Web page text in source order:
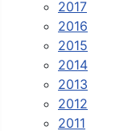
2017
2016
2015
2014
2013
2012
2011